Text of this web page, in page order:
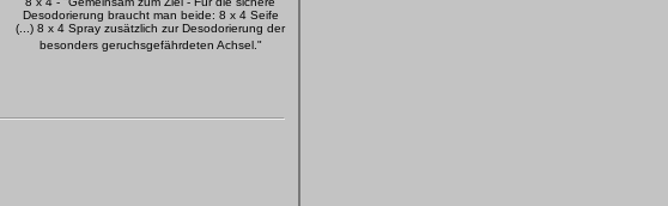
Desodorierung braucht man beide: 8 x 4 Seife
(...) 8 x 4 Spray zusätzlich zur Desodorierung der
besonders geruchsgefährdeten Achsel."